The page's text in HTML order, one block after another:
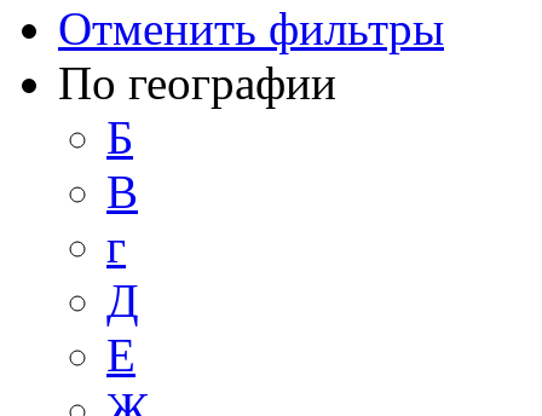
Отменить фильтры
По географии
Б
В
г
Д
Е